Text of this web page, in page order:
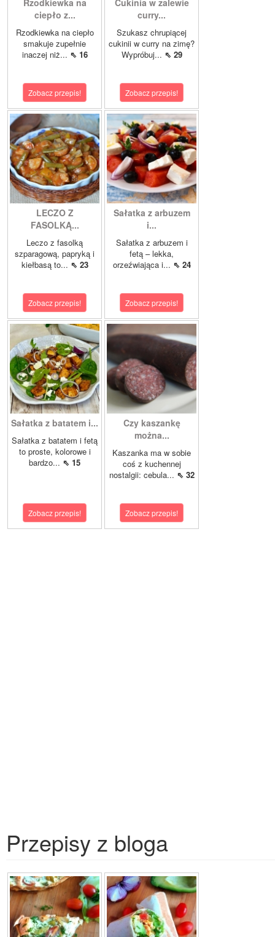
ciepło z...
Rzodkiewka na ciepło
smakuje zupełnie
inaczej niż... ⇖ 16
Zobacz przepis!
curry...
Szukasz chrupiącej
cukinii w curry na zimę?
Wypróbuj... ⇖ 29
Zobacz przepis!
LECZO Z
FASOLKĄ...
Leczo z fasolką
szparagową, papryką i
kiełbasą to... ⇖ 23
Zobacz przepis!
Sałatka z arbuzem
i...
Sałatka z arbuzem i
fetą – lekka,
orzeźwiająca i... ⇖ 24
Zobacz przepis!
Sałatka z batatem i...
Sałatka z batatem i fetą
to proste, kolorowe i
bardzo... ⇖ 15
Zobacz przepis!
Czy kaszankę
można...
Kaszanka ma w sobie
coś z kuchennej
nostalgii: cebula... ⇖ 32
Zobacz przepis!
Przepisy z bloga